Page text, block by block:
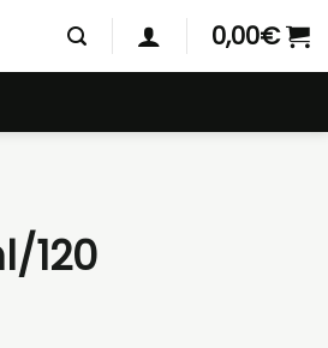
0,00€
120